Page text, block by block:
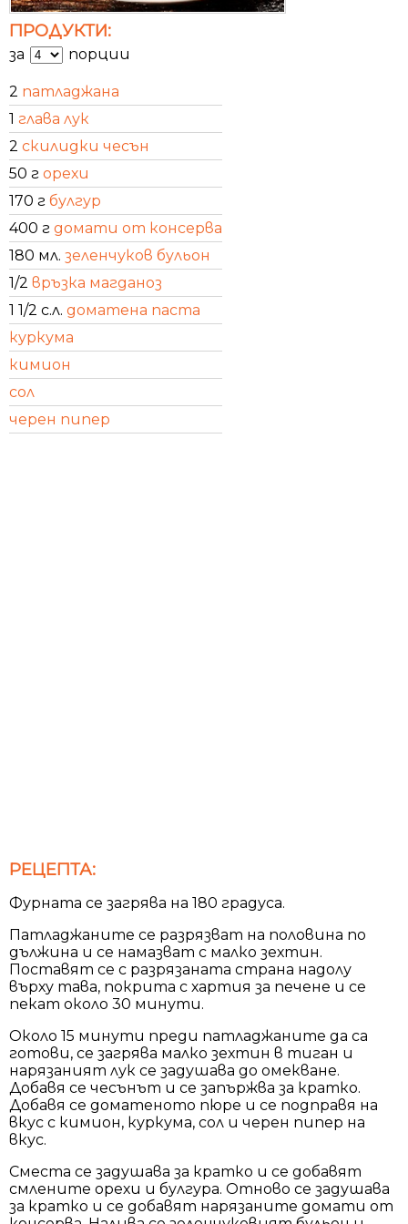
ПРОДУКТИ:
за порции
2 патладжана
1 глава лук
2 скилидки чесън
50 г орехи
170 г булгур
400 г домати от консерва
180 мл. зеленчуков бульон
1/2 връзка магданоз
1 1/2 с.л. доматена паста
куркума
кимион
сол
черен пипер
РЕЦЕПТА:
Фурната се загрява на 180 градуса.
Патладжаните се разрязват на половина по
дължина и се намазват с малко зехтин.
Поставят се с разрязаната страна надолу
върху тава, покрита с хартия за печене и се
пекат около 30 минути.
Около 15 минути преди патладжаните да са
готови, се загрява малко зехтин в тиган и
нарязаният лук се задушава до омекване.
Добавя се чесънът и се запържва за кратко.
Добавя се доматеното пюре и се подправя на
вкус с кимион, куркума, сол и черен пипер на
вкус.
Сместа се задушава за кратко и се добавят
смлените орехи и булгура. Отново се задушава
за кратко и се добавят нарязаните домати от